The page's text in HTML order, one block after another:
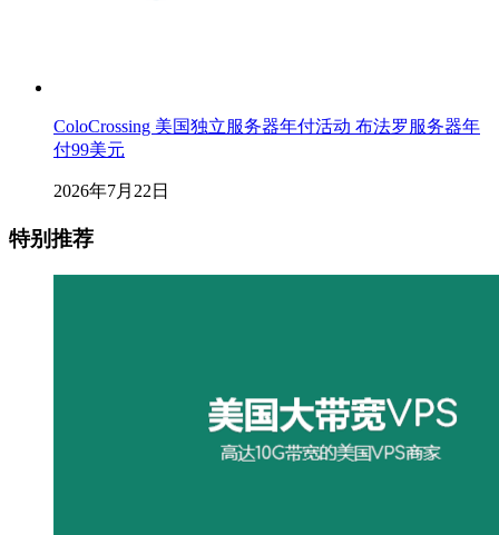
ColoCrossing 美国独立服务器年付活动 布法罗服务器年
付99美元
2026年7月22日
特别推荐